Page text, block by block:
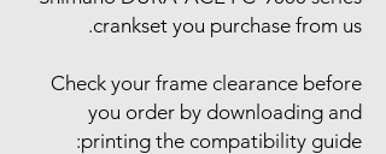
crankset you purchase from us.
Check your frame clearance before
you order by downloading and
printing the compatibility guide: